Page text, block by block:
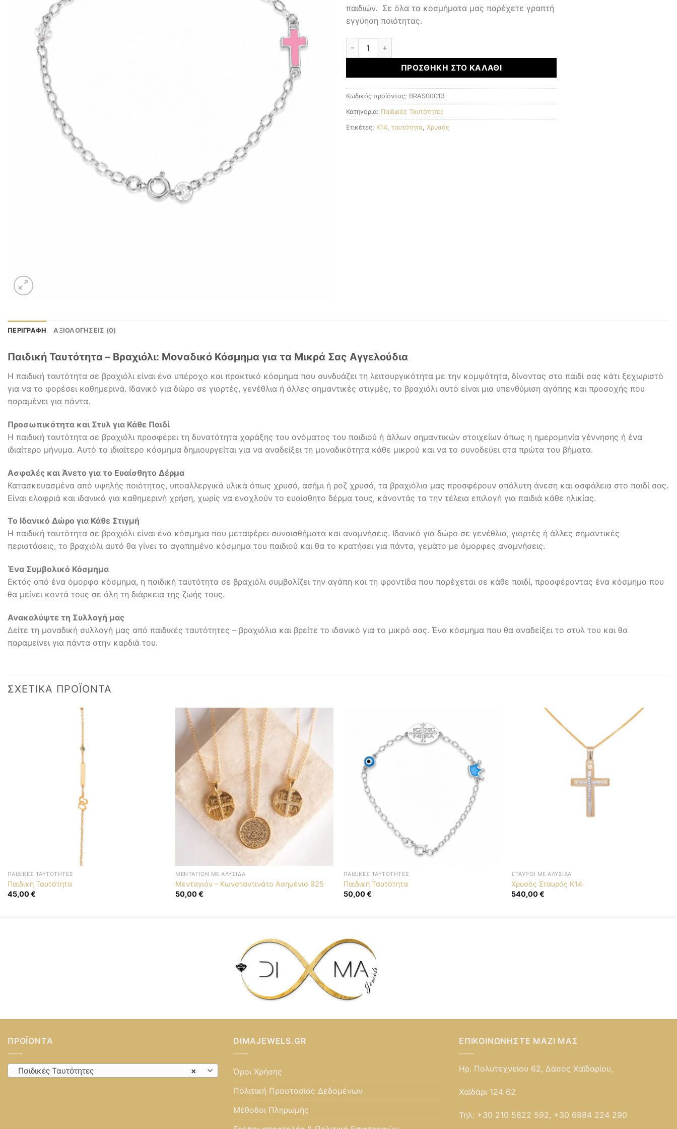
παιδιών. Σε όλα τα κοσμήματα μας παρέχετε γραπτή
εγγύηση ποιότητας.
Παιδική Ταυτότητα ποσότητα
ΠΡΟΣΘΉΚΗ ΣΤΟ ΚΑΛΆΘΙ
Κωδικός προϊόντος: BRAS00013
Κατηγορία: Παιδικές Ταυτότητες
Ετικέτες: K14 ταυτότητα Χρυσός
ΠΕΡΙΓΡΑΦΉ ΑΞΙΟΛΟΓΉΣΕΙΣ (0)
Παιδική Ταυτότητα – Βραχιόλι: Μοναδικό Κόσμημα για τα Μικρά Σας Αγγελούδια
Η παιδική ταυτότητα σε βραχιόλι είναι ένα υπέροχο και πρακτικό κόσμημα που συνδυάζει τη λειτουργικότητα με την κομψότητα, δίνοντας στο παιδί σας κάτι ξεχωριστό
για να το φορέσει καθημερινά. Ιδανικό για δώρο σε γιορτές, γενέθλια ή άλλες σημαντικές στιγμές, το βραχιόλι αυτό είναι μια υπενθύμιση αγάπης και προσοχής που
παραμένει για πάντα.
Προσωπικότητα και Στυλ για Κάθε Παιδί
Η παιδική ταυτότητα σε βραχιόλι προσφέρει τη δυνατότητα χαράξης του ονόματος του παιδιού ή άλλων σημαντικών στοιχείων όπως η ημερομηνία γέννησης ή ένα
ιδιαίτερο μήνυμα. Αυτό το ιδιαίτερο κόσμημα δημιουργείται για να αναδείξει τη μοναδικότητα κάθε μικρού και να το συνοδεύει στα πρώτα του βήματα.
Ασφαλές και Άνετο για το Ευαίσθητο Δέρμα
Κατασκευασμένα από υψηλής ποιότητας, υποαλλεργικά υλικά όπως χρυσό, ασήμι ή ροζ χρυσό, τα βραχιόλια μας προσφέρουν απόλυτη άνεση και ασφάλεια στο παιδί σας.
Είναι ελαφριά και ιδανικά για καθημερινή χρήση, χωρίς να ενοχλούν το ευαίσθητο δέρμα τους, κάνοντάς τα την τέλεια επιλογή για παιδιά κάθε ηλικίας.
Το Ιδανικό Δώρο για Κάθε Στιγμή
Η παιδική ταυτότητα σε βραχιόλι είναι ένα κόσμημα που μεταφέρει συναισθήματα και αναμνήσεις. Ιδανικό για δώρο σε γενέθλια, γιορτές ή άλλες σημαντικές
περιστάσεις, το βραχιόλι αυτό θα γίνει το αγαπημένο κόσμημα του παιδιού και θα το κρατήσει για πάντα, γεμάτο με όμορφες αναμνήσεις.
Ένα Συμβολικό Κόσμημα
Εκτός από ένα όμορφο κόσμημα, η παιδική ταυτότητα σε βραχιόλι συμβολίζει την αγάπη και τη φροντίδα που παρέχεται σε κάθε παιδί, προσφέροντας ένα κόσμημα που
θα μείνει κοντά τους σε όλη τη διάρκεια της ζωής τους.
Ανακαλύψτε τη Συλλογή μας
Δείτε τη μοναδική συλλογή μας από παιδικές ταυτότητες – βραχιόλια και βρείτε το ιδανικό για το μικρό σας. Ένα κόσμημα που θα αναδείξει το στυλ του και θα
παραμείνει για πάντα στην καρδιά του.
ΣΧΕΤΙΚΆ ΠΡΟΪΌΝΤΑ
ΠΑΙΔΙΚΈΣ ΤΑΥΤΌΤΗΤΕΣ
Παιδική Ταυτότητα
45,00€
ΜΕΝΤΑΓΙΌΝ ΜΕ ΑΛΥΣΊΔΑ
Μενταγιόν – Κωνσταντινάτο Ασημένιο 925
50,00€
ΠΑΙΔΙΚΈΣ ΤΑΥΤΌΤΗΤΕΣ
Παιδική Ταυτότητα
50,00€
ΣΤΑΥΡΟΊ ΜΕ ΑΛΥΣΊΔΑ
Χρυσός Σταυρός K14
540,00€
ΠΡΟΪΌΝΤΑ
×
Παιδικές Ταυτότητες
DIMAJEWELS.GR
Όροι Χρήσης
Πολιτική Προστασίας Δεδομένων
Μέθοδοι Πληρωμής
ΕΠΙΚΟΙΝΩΝΉΣΤΕ ΜΑΖΊ ΜΑΣ
Ηρ. Πολυτεχνείου 62, Δάσος Χαϊδαρίου,
Χαϊδάρι 124 62
Τηλ: +30 210 5822 592, +30 6984 224 290